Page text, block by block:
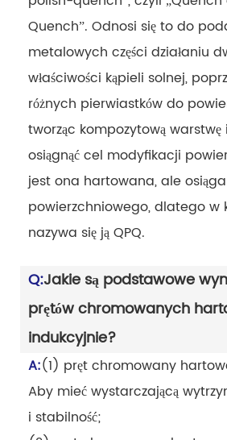
Quench”. Odnosi się to do
metalowych części działaniu
właściwości kąpieli solnej,
różnych pierwiastków do
tworząc kompozytową
osiągnąć cel modyfikacji
jest ona hartowana, ale
powierzchniowego, dlatego w
nazywa się ją QPQ.
Q:Jakie są podstawowe
prętów chromowanych
indukcyjnie?
A:(1) pręt chromowany
Aby mieć wystarczającą
i stabilność;